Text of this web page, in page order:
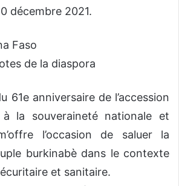
décembre 2021.
Faso
de la diaspora
61e anniversaire de l’accession
la souveraineté nationale et
l’occasion de saluer la
burkinabè dans le contexte
et sanitaire.